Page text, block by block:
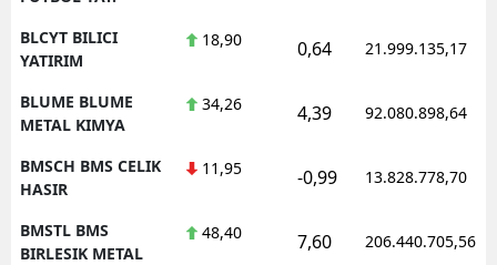
BLCYT BILICI
YATIRIM
18,90 0,64 21.999.135,17
BLUME BLUME
METAL KIMYA
34,26 4,39 92.080.898,64
BMSCH BMS CELIK
HASIR
11,95 -0,99 13.828.778,70
BMSTL BMS
BIRLESIK METAL
48,40 7,60 206.440.705,56